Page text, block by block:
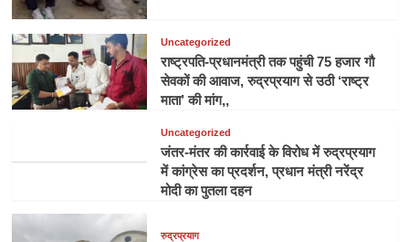
Uncategorized
राष्ट्रपति-प्रधानमंत्री तक पहुंची 75 हजार गौ
सेवकों की आवाज, रुद्रप्रयाग से उठी ‘राष्ट्र
माता’ की मांग,,
Uncategorized
जंतर-मंतर की कार्रवाई के विरोध में रुद्रप्रयाग
में कांग्रेस का प्रदर्शन, प्रधान मंत्री नरेंद्र
मोदी का पुतला दहन
रुद्रप्रयाग